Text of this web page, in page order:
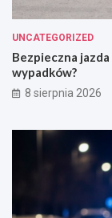
UNCATEGORIZED
Bezpieczna
wypadków?
8 sierpnia 2026